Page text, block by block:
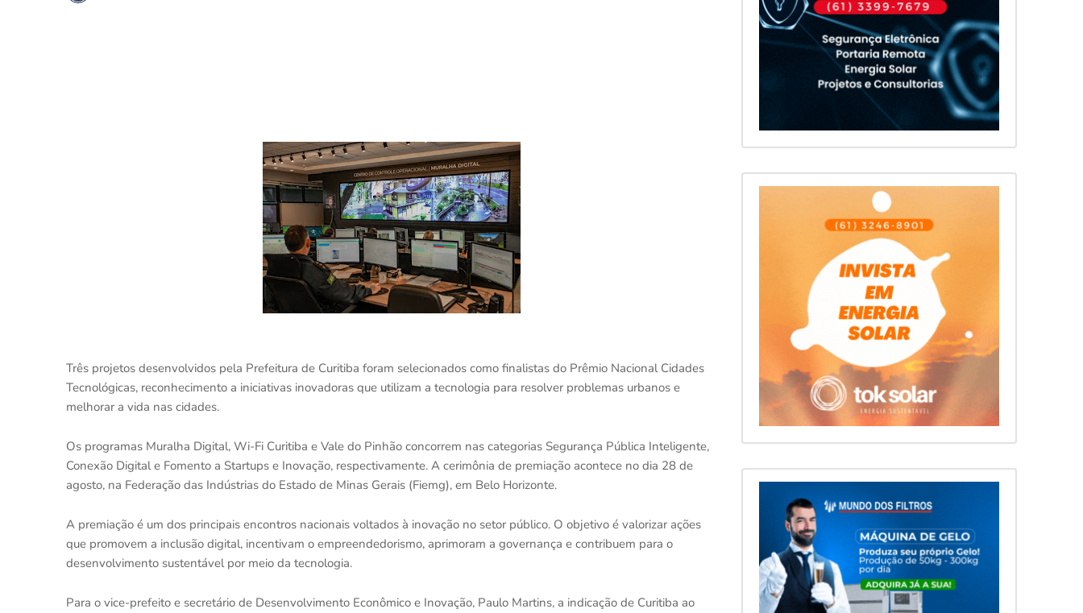
Três projetos desenvolvidos pela Prefeitura de Curitiba foram selecionados como finalistas do Prêmio Nacional Cidades
Tecnológicas, reconhecimento a iniciativas inovadoras que utilizam a tecnologia para resolver problemas urbanos e
melhorar a vida nas cidades.
Os programas Muralha Digital, Wi-Fi Curitiba e Vale do Pinhão concorrem nas categorias Segurança Pública Inteligente,
Conexão Digital e Fomento a Startups e Inovação, respectivamente. A cerimônia de premiação acontece no dia 28 de
agosto, na Federação das Indústrias do Estado de Minas Gerais (Fiemg), em Belo Horizonte.
A premiação é um dos principais encontros nacionais voltados à inovação no setor público. O objetivo é valorizar ações
que promovem a inclusão digital, incentivam o empreendedorismo, aprimoram a governança e contribuem para o
desenvolvimento sustentável por meio da tecnologia.
Para o vice-prefeito e secretário de Desenvolvimento Econômico e Inovação, Paulo Martins, a indicação de Curitiba ao